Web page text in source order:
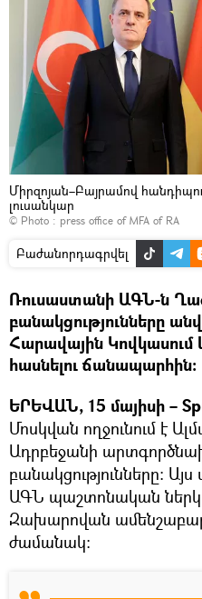
Միրզոյան–Բայրամով
լուսանկար
© Photo : press office of MFA of RA
Բաժանորդագրվել
Ռուսաստանի ԱԳՆ-ն
բանակցությունները
Հարավային Կովկասում
հասնելու ճանապարհին:
ԵՐԵՎԱՆ, 15 մայիսի –
Մոսկվան ողջունում է
Ադրբեջանի
բանակցությունները:
ԱԳՆ պաշտոնական
Զախարովան
ժամանակ: